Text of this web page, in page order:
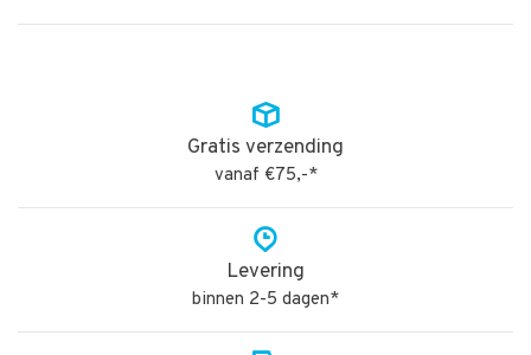
Gratis verzending
vanaf €75,-*
Levering
binnen 2-5 dagen*